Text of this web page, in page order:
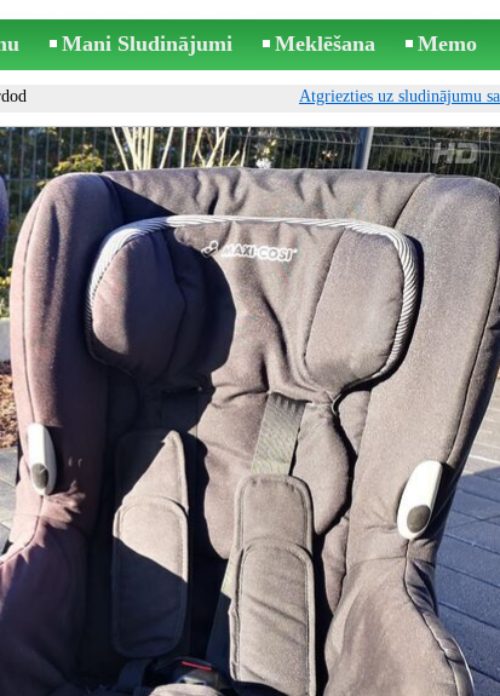
Mani Sludinājumi Meklēšana Memo
Atgriezties uz sludinājumu